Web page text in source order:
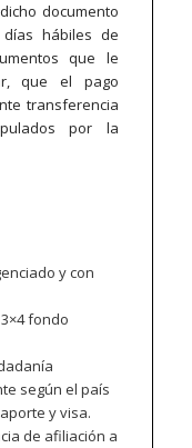
documento
hábiles de
que le
que el pago
transferencia
por la
y con
fondo
según el país
y visa.
de afiliación a